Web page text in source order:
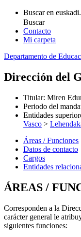
Buscar en
Buscar
Contacto
Mi carpeta
Departamento de
Dirección del
Titular: Miren
Periodo del
Entidades
Vasco >
Áreas / Funciones
Datos de contacto
Cargos
Entidades
ÁREAS /
Corresponden a la
carácter general le
siguientes funciones: